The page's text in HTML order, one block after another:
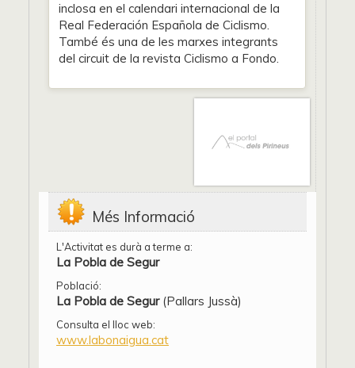
inclosa en el calendari internacional de la
Real Federación Española de Ciclismo.
També és una de les marxes integrants
del circuit de la revista Ciclismo a Fondo.
Més Informació
L'Activitat es durà a terme a:
La Pobla de Segur
Població:
La Pobla de Segur(Pallars Jussà)
Consulta el lloc web:
www.labonaigua.cat